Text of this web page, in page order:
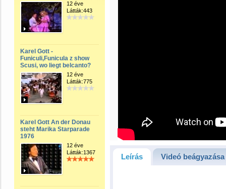
12 éve
Látták:443
Karel Gott -
Funiculi,Funicula z show
Scusi, wo liegt belcanto?
12 éve
Látták:775
Karel Gott An der Donau
steht Marika Starparade
1976
12 éve
Látták:1367
Leírás Videó beágyazása